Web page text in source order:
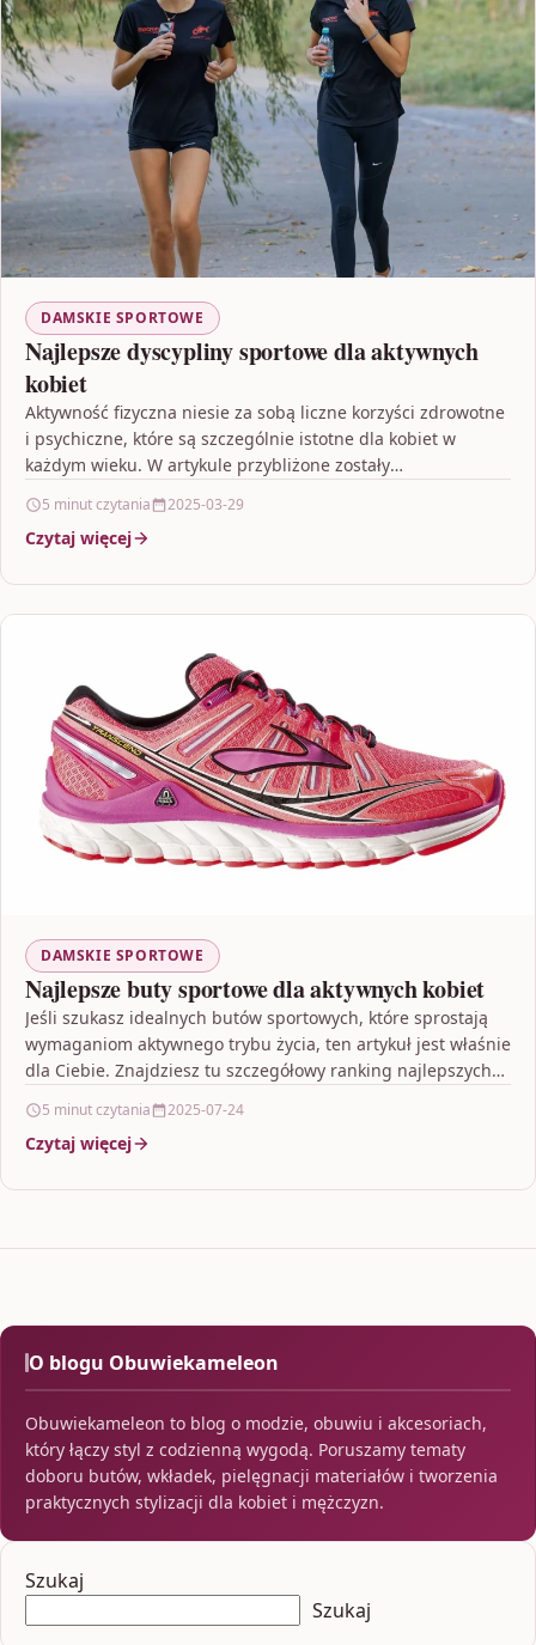
DAMSKIE SPORTOWE
Najlepsze dyscypliny sportowe dla aktywnych
kobiet
Aktywność fizyczna niesie za sobą liczne korzyści zdrowotne
i psychiczne, które są szczególnie istotne dla kobiet w
każdym wieku. W artykule przybliżone zostały
5 minut czytania 2025-03-29
Czytaj więcej
DAMSKIE SPORTOWE
Najlepsze buty sportowe dla aktywnych kobiet
Jeśli szukasz idealnych butów sportowych, które sprostają
wymaganiom aktywnego trybu życia, ten artykuł jest właśnie
dla Ciebie. Znajdziesz tu szczegółowy ranking najlepszych
5 minut czytania 2025-07-24
Czytaj więcej
O blogu Obuwiekameleon
Obuwiekameleon to blog o modzie, obuwiu i akcesoriach,
który łączy styl z codzienną wygodą. Poruszamy tematy
doboru butów, wkładek, pielęgnacji materiałów i tworzenia
praktycznych stylizacji dla kobiet i mężczyzn.
Szukaj
Szukaj